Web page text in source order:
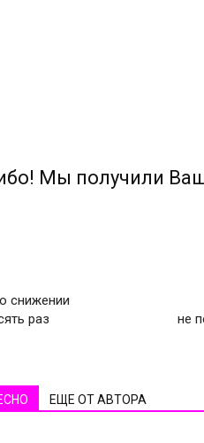
Мы получили
снижении
раз
не
ЕЩЕ ОТ АВТОРА